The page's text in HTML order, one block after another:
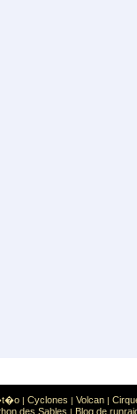
| Cyclones | Volcan |
des Sables | Blog de